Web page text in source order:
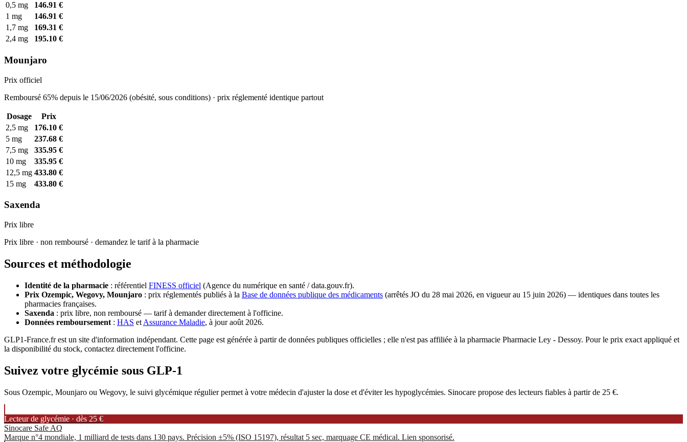
0,5 mg
146.91 €
1 mg
146.91 €
1,7 mg
169.31 €
2,4 mg
195.10 €
Mounjaro
Prix officiel
Remboursé 65% depuis le 15/06/2026 (obésité, sous conditions) · prix réglementé identique partout
Dosage
Prix
2,5 mg
176.10 €
5 mg
237.68 €
7,5 mg
335.95 €
10 mg
335.95 €
12,5 mg 433.80 €
15 mg
433.80 €
Saxenda
Prix libre
Prix libre · non remboursé · demandez le tarif à la pharmacie
Sources et méthodologie
Identité de la pharmacie : référentiel FINESS officiel (Agence du numérique en santé / data.gouv.fr).
Prix Ozempic, Wegovy, Mounjaro : prix réglementés publiés à la Base de données publique des médicaments (arrêtés JO du 28 mai 2026, en vigueur au 15 juin 2026) — identiques dans toutes les
pharmacies françaises.
Saxenda : prix libre, non remboursé — tarif à demander directement à l'officine.
Données remboursement : HAS et Assurance Maladie, à jour août 2026.
GLP1-France.fr est un site d'information indépendant. Cette page est générée à partir de données publiques officielles ; elle n'est pas affiliée à la pharmacie Pharmacie Ley - Dessoy. Pour le prix exact appliqué et
la disponibilité du stock, contactez directement l'officine.
Suivez votre glycémie sous GLP-1
Sous Ozempic, Mounjaro ou Wegovy, le suivi glycémique régulier permet à votre médecin d'ajuster la dose et d'éviter les hypoglycémies. Sinocare propose des lecteurs fiables à partir de 25 €.
Lecteur de glycémie · dès 25 €
Sinocare Safe AQ
Marque n°4 mondiale, 1 milliard de tests dans 130 pays. Précision ±5% (ISO 15197), résultat 5 sec, marquage CE médical. Lien sponsorisé.